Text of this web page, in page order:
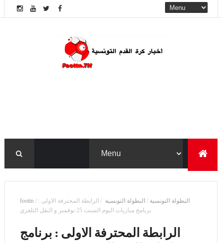
foottn / البطولة التونسية / البطولة ‏التونسية ‏ / الرابطة المحترفة الاولى :
برنامج مباريات اليوم السبت 25 نوفمبر و النقل التلفزي
الرابطة المحترفة الاولى : برنامج